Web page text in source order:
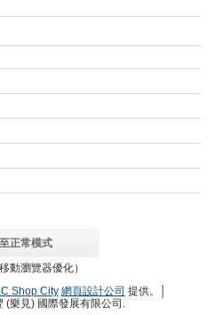
正常模式
動瀏覽器優化）
Shop City 網頁設計公司 提供。│
樂見) 國際發展有限公司.